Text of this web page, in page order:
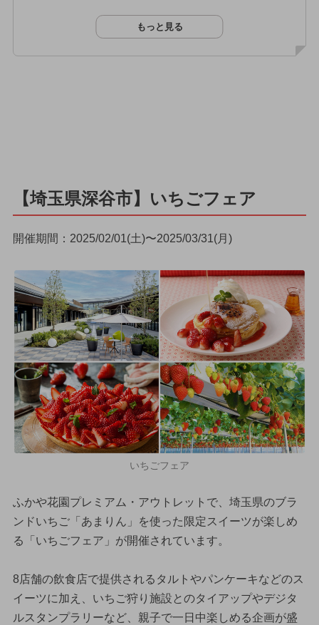
もっと見る
【埼玉県深谷市】いちごフェア
開催期間：2025/02/01(土)〜2025/03/31(月)
いちごフェア
ふかや花園プレミアム・アウトレットで、埼玉県のブラ
ンドいちご「あまりん」を使った限定スイーツが楽しめ
る「いちごフェア」が開催されています。
8店舗の飲食店で提供されるタルトやパンケーキなどのス
イーツに加え、いちご狩り施設とのタイアップやデジタ
ルスタンプラリーなど、親子で一日中楽しめる企画が盛